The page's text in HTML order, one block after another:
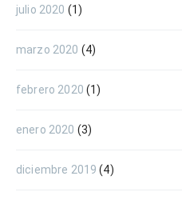
julio 2020 (1)
marzo 2020 (4)
febrero 2020 (1)
enero 2020 (3)
diciembre 2019 (4)